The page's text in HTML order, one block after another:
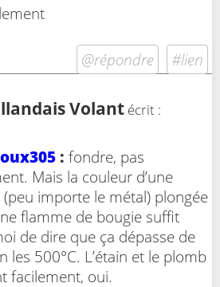
@répondre #lien
Volant écrit :
: fondre, pas
Mais la couleur d’une
(peu importe le métal) plongée
flamme de bougie suffit
de dire que ça dépasse de
les 500°C. L’étain et le plomb
facilement, oui.